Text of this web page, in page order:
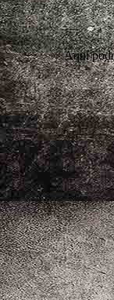
Aquí